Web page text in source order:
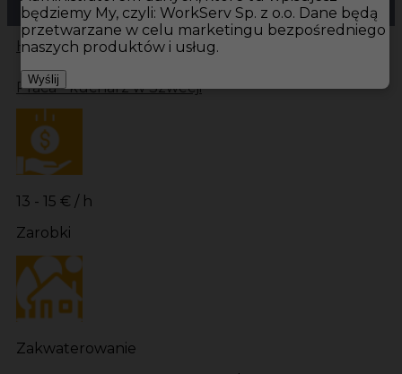
Hotistin Oferty pracyKuchnia Göteborg
Praca - kucharz w Szwecji
13 - 15 € / h
Zarobki
Zakwaterowanie
będziemy My, czyli: WorkServ Sp. z o.o. Dane będą
przetwarzane w celu marketingu bezpośredniego
naszych produktów i usług.
Wyślij